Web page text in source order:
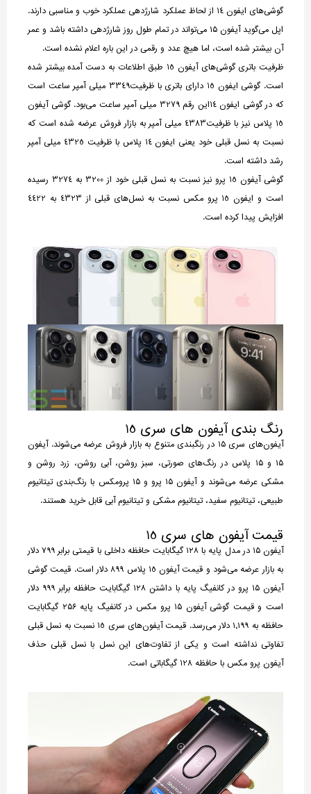
گوشی‌های ایفون 14 از لحاظ عملکرد شارژدهی عملکرد خوب و مناسبی دارند.
اپل می‌گوید آیفون ۱۵ می‌تواند در تمام طول روز شارژدهی داشته باشد و عمر
آن بیشتر شده است، اما هیچ عدد و رقمی در این باره اعلام نشده است.
ظرفیت باتری گوشی‌های آیفون 15 طبق اطلاعات به دست آمده بیشتر شده
است. گوشی ایفون 15 دارای باتری با ظرفیت3349 میلی آمپر ساعت است
که در گوشی ایفون 14این رقم 3279 میلی آمپر ساعت می‌بود. گوشی آیفون
15 پلاس نیز با ظرفیت4383 میلی آمپر به بازار فروش عرضه شده است که
نسبت به نسل قبلی خود یعنی ایفون 14 پلاس با ظرفیت 4325 میلی آمپر
رشد داشته است.
گوشی آیفون 15 پرو نیز نسبت به نسل قبلی خود از 3200 به 3274 رسیده
است و ایفون 15 پرو مکس نسبت به نسل‌های قبلی از 4323 به 4422
افزایش پیدا کرده است.
رنگ بندی آیفون های سری 15
آیفون‌های سری ۱۵ در رنگبندی متنوع به بازار فروش عرضه می‌شوند. آیفون
۱۵ و ۱۵ پلاس در رنگ‌های صورتی، سبز روشن، آبی روشن، زرد روشن و
مشکی عرضه می‌شوند و آیفون ۱۵ پرو و ۱۵ پرومکس با رنگ‌بندی تیتانیوم
طبیعی، تیتانیوم سفید، تیتانیوم مشکی و تیتانیوم آبی قابل خرید هستند.
قیمت آیفون های سری 15
آیفون ۱۵ در مدل پایه با ۱۲۸ گیگابایت حافظه داخلی با قیمتی برابر ۷۹۹ دلار
به بازار عرضه می‌شود و قیمت آیفون 15 پلاس 899 دلار است. قیمت گوشی
آیفون ۱۵ پرو در کانفیگ پایه با داشتن ۱۲۸ گیگابایت حافظه برابر ۹۹۹ دلار
است و قیمت گوشی آیفون ۱۵ پرو مکس در کانفیگ پایه ۲۵۶ گیگابایت
حافظه به ۱٬۱۹۹ دلار می‌رسد. قیمت آیفون‌های سری 15 نسبت به نسل قبلی
تفاوتی نداشته است و یکی از تفاوت‌های این نسل با نسل قبلی حذف
آیفون پرو مکس با حافظه 128 گیگاباتی است.